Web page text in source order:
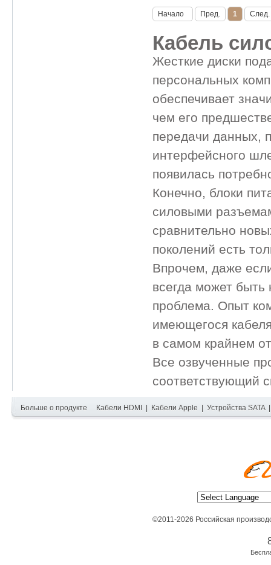
Начало Пред. 1 След.
Кабель
Жесткие диски
персональных
обеспечивает
чем его
передачи данных,
интерфейсного
появилась
Конечно, блоки
силовыми
сравнительно
поколений есть
Впрочем, даже
всегда может быть
проблема. Опыт
имеющегося
в самом крайнем
Все озвученные
соответствующий
Больше о продукте Кабели HDMI Кабели Apple Устройства SATA
©2011-2026 Российская